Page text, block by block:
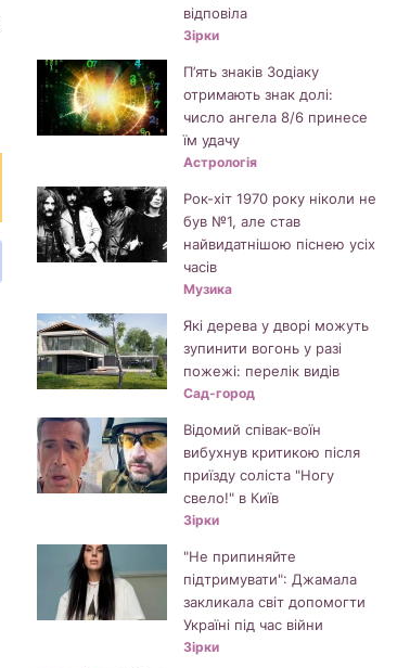
відповіла
Зірки
П’ять знаків Зодіаку
отримають знак долі:
число ангела 8/6 принесе
їм удачу
Астрологія
Рок-хіт 1970 року ніколи не
був №1, але став
найвидатнішою піснею усіх
часів
Музика
Які дерева у дворі можуть
зупинити вогонь у разі
пожежі: перелік видів
Сад-город
Відомий співак-воїн
вибухнув критикою після
приїзду соліста "Ногу
свело!" в Київ
Зірки
"Не припиняйте
підтримувати": Джамала
закликала світ допомогти
Україні під час війни
Зірки